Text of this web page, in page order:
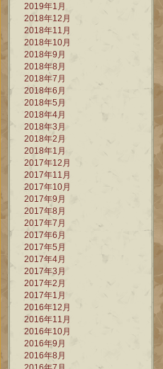
2019年1月
2018年12月
2018年11月
2018年10月
2018年9月
2018年8月
2018年7月
2018年6月
2018年5月
2018年4月
2018年3月
2018年2月
2018年1月
2017年12月
2017年11月
2017年10月
2017年9月
2017年8月
2017年7月
2017年6月
2017年5月
2017年4月
2017年3月
2017年2月
2017年1月
2016年12月
2016年11月
2016年10月
2016年9月
2016年8月